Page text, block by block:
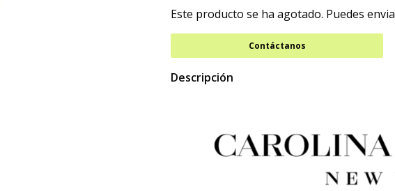
Este producto se ha agotado. Puedes
Contáctanos
Descripción